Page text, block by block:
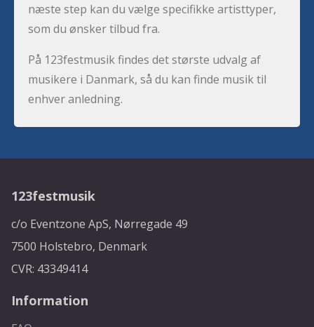
næste step kan du vælge specifikke artisttyper,
som du ønsker tilbud fra.
På 123festmusik findes det største udvalg af
musikere i Danmark, så du kan finde musik til
enhver anledning.
123festmusik
c/o Eventzone ApS, Nørregade 49
7500 Holstebro, Denmark
CVR: 43349414
Information